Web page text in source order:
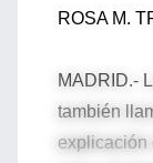
ROSA M.
MADRID.-
también
explicación